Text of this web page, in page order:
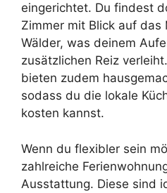
eingerichtet. Du findest
Zimmer mit Blick auf das
Wälder, was deinem
zusätzlichen Reiz
bieten zudem
sodass du die lokale
kosten kannst.
Wenn du flexibler sein
zahlreiche
Ausstattung. Diese sind